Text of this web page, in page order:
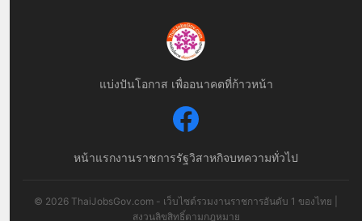
แบ่งปันโอกาส เพื่ออนาคตที่ก้าวหน้า
หน้าแรกงานราชการรัฐวิสาหกิจบทความทั่วไป
© 2026 ThaiJobsGov.com - เว็บไซต์รวมงานราชการอันดับ 1 ของไทย |
สงวนลิขสิทธิ์ตามกฎหมาย